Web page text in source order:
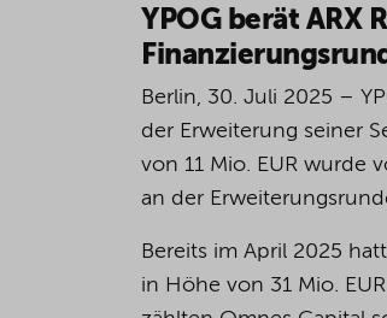
YPOG berät ARX
Berlin, 30. Juli 2025 –
der Erweiterung seiner
von 11 Mio. EUR wurde
an der
Bereits im April 2025
in Höhe von 31 Mio.